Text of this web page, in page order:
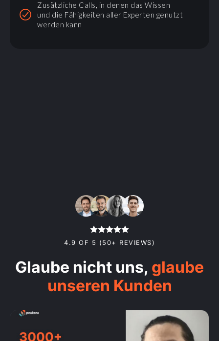
Zusätzliche Calls, in denen das Wissen
und die Fähigkeiten aller Experten genutzt
werden kann
4.9 OF 5 (50+ REVIEWS)
Glaube nicht uns, glaube
unseren Kunden